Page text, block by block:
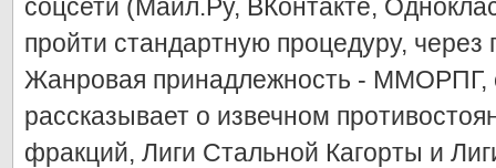
соцсети (Майл.Ру, ВКонтакте,
пройти стандартную процедуру, через
Жанровая принадлежность - ММОРПГ,
рассказывает о извечном
фракций, Лиги Стальной Кагорты и